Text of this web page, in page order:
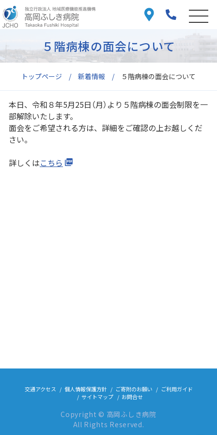
トップページ 新着情報 ５階病棟の面会について
５階病棟の面会について
本日、令和８年5月25日（月）より５階病棟の面会制限を一
部解除いたします。
面会をご希望される方は、詳細をご確認の上お越しくだ
さい。
詳しくはこちら
交通アクセス 個人情報保護方針 ご寄附のお願い
ご利用ガイド
サイトマップ
お問合せ
Copyright © 高岡ふしき病院
All Rights Reserved.